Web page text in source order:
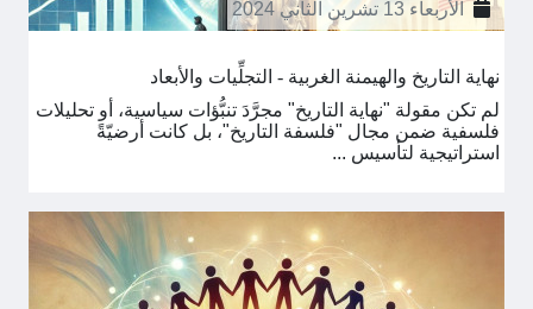
الأربعاء 13 تشرين الثاني 2024
نهاية التاريخ والهيمنة الغربية - التجلِّيات والأبعاد
لم تكن مقولة "نهاية التاريخ" مجرَّدَ تنبُّؤات سياسية، أو تحليلات
فلسفية ضمن مجال "فلسفة التاريخ"، بل كانت أرضيّةً
استراتيجية لتأسيس ...